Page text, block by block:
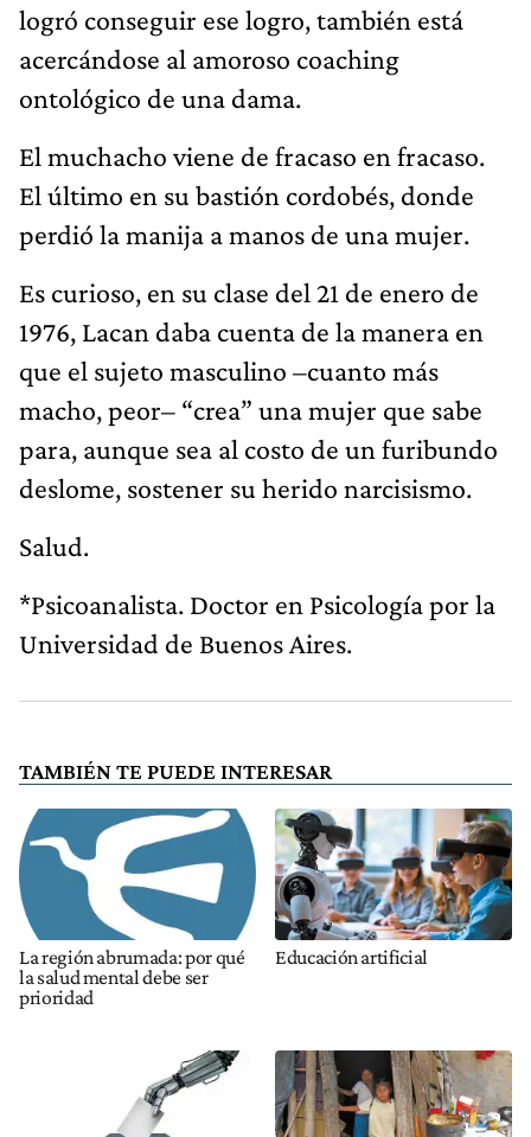
logró conseguir ese logro, también está
acercándose al amoroso coaching
ontológico de una dama.
El muchacho viene de fracaso en fracaso.
El último en su bastión cordobés, donde
perdió la manija a manos de una mujer.
Es curioso, en su clase del 21 de enero de
1976, Lacan daba cuenta de la manera en
que el sujeto masculino –cuanto más
macho, peor– “crea” una mujer que sabe
para, aunque sea al costo de un furibundo
deslome, sostener su herido narcisismo.
Salud.
*Psicoanalista. Doctor en Psicología por la
Universidad de Buenos Aires.
TAMBIÉN TE PUEDE INTERESAR
La región abrumada: por qué
la salud mental debe ser
prioridad
Educación artificial